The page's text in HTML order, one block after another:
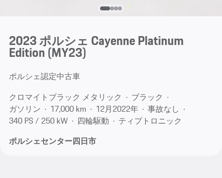
2023 ポルシェ Cayenne Platinum
Edition (MY23)
ポルシェ認定中古車
クロマイトブラック メタリック
ブラック
ガソリン
17,000 km 12月​2022年
事故なし
340 PS / 250 kW
四輪駆動
ティプトロニック
ポルシェセンター四日市